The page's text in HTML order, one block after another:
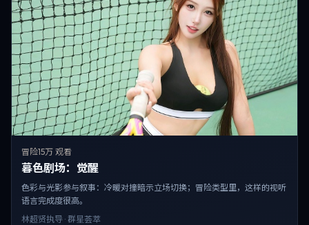
冒险15万 观看
暮色剧场：觉醒
色彩与光影参与叙事：冷暖对撞暗示立场切换；冒险类型里，这样的视听
语言完成度很高。
林超贤执导 · 群星荟萃